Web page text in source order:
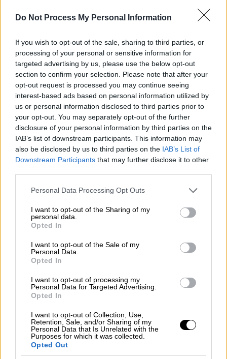
Do Not Process My Personal Information
If you wish to opt-out of the sale, sharing to third parties, or
processing of your personal or sensitive information for
targeted advertising by us, please use the below opt-out
section to confirm your selection. Please note that after your
opt-out request is processed you may continue seeing
interest-based ads based on personal information utilized by
us or personal information disclosed to third parties prior to
your opt-out. You may separately opt-out of the further
disclosure of your personal information by third parties on the
IAB’s list of downstream participants. This information may
also be disclosed by us to third parties on the IAB’s List of
Downstream Participants that may further disclose it to other
Please note that this website/app uses one or more Google
not limited to your visit or usage behaviour. You may click to
grant or deny consent to Google and its third-party tags to
use your data for below specified purposes in below Google
consent section.
Personal Data Processing Opt Outs
I want to opt-out of the Sharing of my
personal data.
Opted In
I want to opt-out of the Sale of my
Personal Data.
Opted In
I want to opt-out of processing my
Personal Data for Targeted Advertising.
Opted In
I want to opt-out of Collection, Use,
Retention, Sale, and/or Sharing of my
Personal Data that Is Unrelated with the
Purposes for which it was collected.
Opted Out
τσακωμούς με παιδαγωγούς, με παιδιά, με
αποθηκάριος στη συνέχεια έγινε παιδαγωγός
με κπ μαγικό τρόπο. Φυσικά, και τον αδελφό
μου τον έχει ξαναχτυπήσει και άλλο ένα
παιδί. Τραμπούκιζαν ανήλικα. Σίγουρα
πολλές φορές σε έχουν κάνει να νιώσεις
άσχημα. Θυμάμαι μια χαρακτηριστική στιγμή
πριν φύγω από την Κιβωτό μου είπε εσύ θα
αποτύχεις θα γίνεις πρεζάκιας σαν τους
γονείς σου και θα έρχεσαι ξανά να ζητάς τη
βοήθεια της Κιβωτού. Ναι εγώ έγινα 18 και
είπα παιδιά πάω να βρω τον δρόμο μου
ευχαριστώ και φεύγω. Ο πατέρας μου που
κινήθηκε να με πάρει δεν έβγαλε άκρη ποτέ.
Εννοείται πως εμπόδιο έμπαινε η κιβωτός».